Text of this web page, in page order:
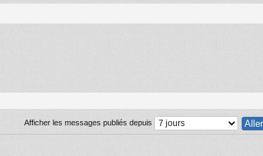
Afficher les messages publiés depuis